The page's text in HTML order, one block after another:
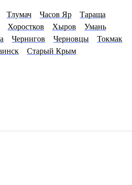
Тлумач Часов Яр
Тараща
Хоростков Хыров
Умань
Чернигов Черновцы
Токмак
Старый Крым